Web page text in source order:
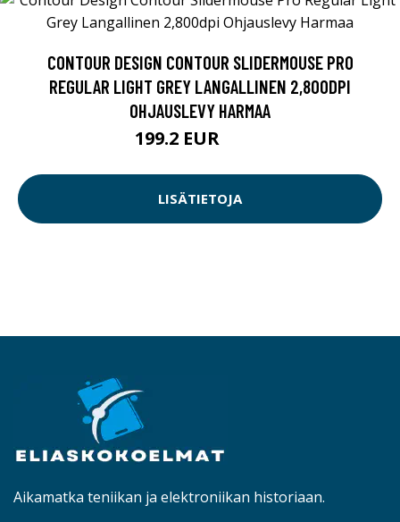
CONTOUR DESIGN CONTOUR SLIDERMOUSE PRO
REGULAR LIGHT GREY LANGALLINEN 2,800DPI
OHJAUSLEVY HARMAA
199.2 EUR
LISÄTIETOJA
Aikamatka teniikan ja elektroniikan historiaan.